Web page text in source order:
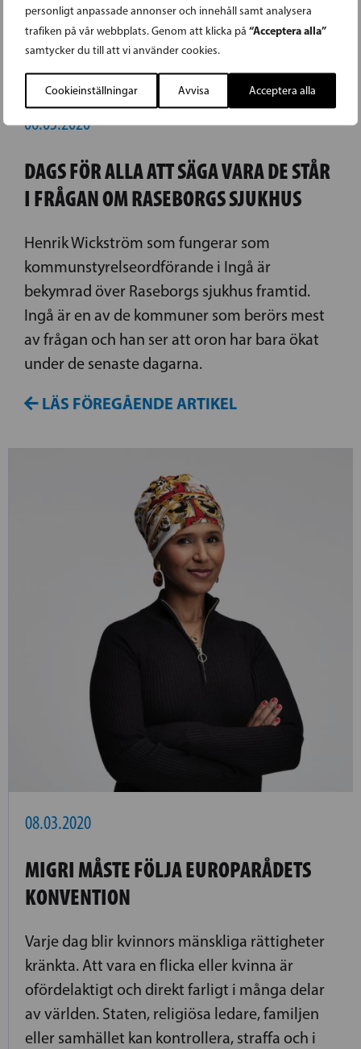
personligt anpassade annonser och innehåll samt analysera
trafiken på vår webbplats. Genom att klicka på “Acceptera alla”
samtycker du till att vi använder cookies.
Cookieinställningar Avvisa Acceptera alla
06.03.2020
DAGS FÖR ALLA ATT SÄGA VARA DE STÅR
I FRÅGAN OM RASEBORGS SJUKHUS
Henrik Wickström som fungerar som
kommunstyrelseordförande i Ingå är
bekymrad över Raseborgs sjukhus framtid.
Ingå är en av de kommuner som berörs mest
av frågan och han ser att oron har bara ökat
under de senaste dagarna.
LÄS FÖREGÅENDE ARTIKEL
08.03.2020
MIGRI MÅSTE FÖLJA EUROPARÅDETS
KONVENTION
Varje dag blir kvinnors mänskliga rättigheter
kränkta. Att vara en flicka eller kvinna är
ofördelaktigt och direkt farligt i många delar
av världen. Staten, religiösa ledare, familjen
eller samhället kan kontrollera, straffa och i